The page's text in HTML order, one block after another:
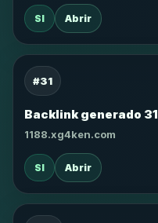
SI Abrir
#31
Backlink generado 31
1188.xg4ken.com
SI Abrir